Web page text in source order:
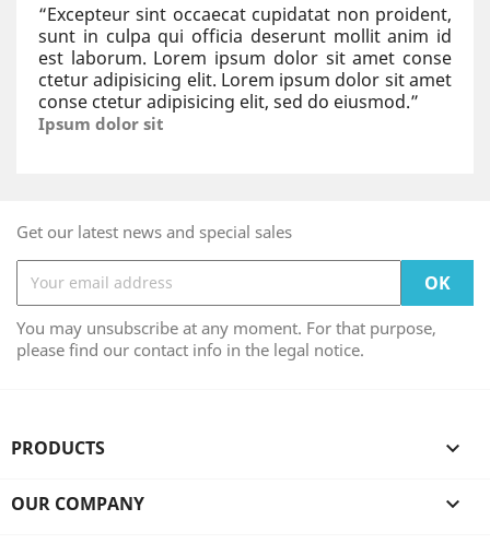
“Excepteur sint occaecat cupidatat non proident,
sunt in culpa qui officia deserunt mollit anim id
est laborum. Lorem ipsum dolor sit amet conse
ctetur adipisicing elit. Lorem ipsum dolor sit amet
conse ctetur adipisicing elit, sed do eiusmod.”
Ipsum dolor sit
Get our latest news and special sales
You may unsubscribe at any moment. For that purpose,
please find our contact info in the legal notice.
PRODUCTS 
OUR COMPANY 